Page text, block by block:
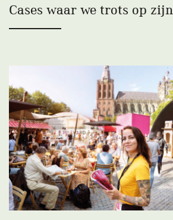
Cases waar we trots op zijn